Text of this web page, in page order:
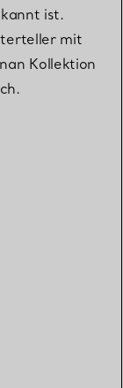
ist.
mit
Kollektion